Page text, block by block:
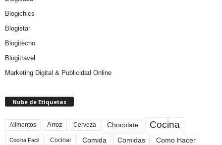
Blogichics
Blogistar
Blogitecno
Blogitravel
Marketing Digital & Publicidad Online
Nube de Etiquetas
Alimentos Arroz Cerveza Chocolate Cocina
Cocina Facil Cocinar Comida Comidas Como Hacer